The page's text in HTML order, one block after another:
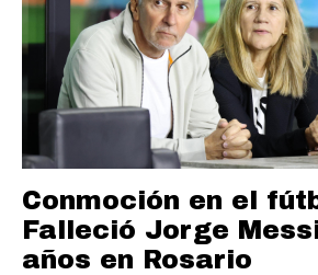
Conmoción en el
Falleció Jorge
años en Rosario